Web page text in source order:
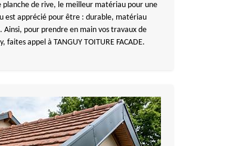
planche de rive, le meilleur matériau pour une
est apprécié pour être : durable, matériau
pour prendre en main vos travaux de
appel à TANGUY TOITURE FACADE.